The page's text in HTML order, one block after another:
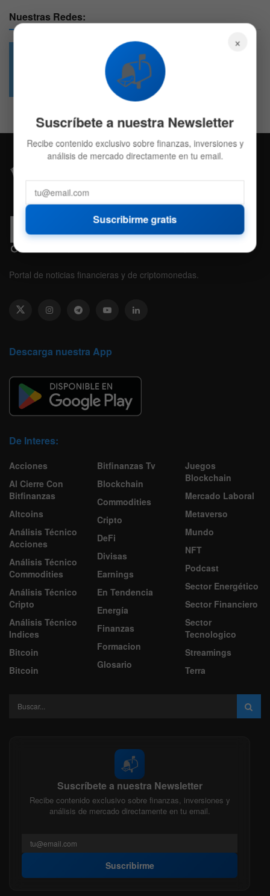
Nuestras Redes:
4.7k
Followers
Portal de noticias financieras y de criptomonedas.
Descarga nuestra App
De Interes:
Acciones
Al Cierre Con
Bitfinanzas
Altcoins
Análisis Técnico
Acciones
Análisis Técnico
Commodities
Análisis Técnico
Cripto
Análisis Técnico
Indices
Bitcoin
Bitcoin
Bitfinanzas Tv
Blockchain
Commodities
Cripto
DeFi
Divisas
Earnings
En Tendencia
Energía
Finanzas
Formacion
Glosario
Juegos
Blockchain
Mercado Laboral
Metaverso
Mundo
NFT
Podcast
Sector Energético
Sector Financiero
Sector
Tecnologico
Streamings
Terra
📬
Suscríbete a nuestra Newsletter
Recibe contenido exclusivo sobre finanzas, inversiones y
análisis de mercado directamente en tu email.
Suscribirme
×
📬
Suscríbete a nuestra Newsletter
Recibe contenido exclusivo sobre finanzas, inversiones y
análisis de mercado directamente en tu email.
Suscribirme gratis